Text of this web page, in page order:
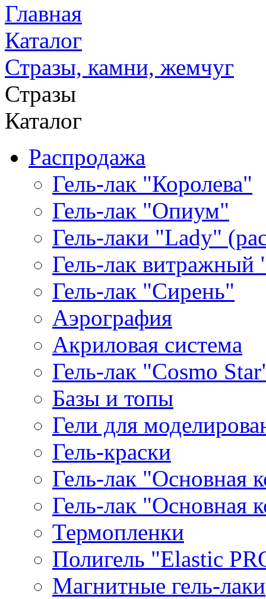
Главная
Каталог
Стразы, камни, жемчуг
Стразы
Каталог
Распродажа
Гель-лак "Королева"
Гель-лак "Опиум"
Гель-лаки "Lady"
Гель-лак витражный
Гель-лак "Сирень"
Аэрография
Акриловая система
Гель-лак "Cosmo
Базы и топы
Гели для
Гель-краски
Гель-лак "Основная
Гель-лак "Основная
Термопленки
Полигель "Elastic
Магнитные гель-лаки